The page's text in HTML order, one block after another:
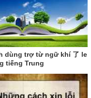
dùng trợ từ ngữ khí 了 le
tiếng Trung